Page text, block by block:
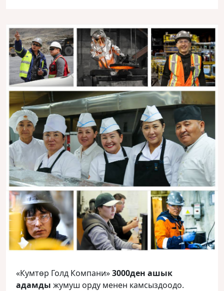
«Кумтөр Голд Компани»3000ден ашык
адамды жумуш орду менен камсыздоодо.